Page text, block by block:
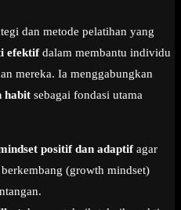
dan metode pelatihan yang
efektifdalam membantu individu
mereka. Ia menggabungkan
habit sebagai fondasi utama
positif dan adaptifagar
(growth mindset)